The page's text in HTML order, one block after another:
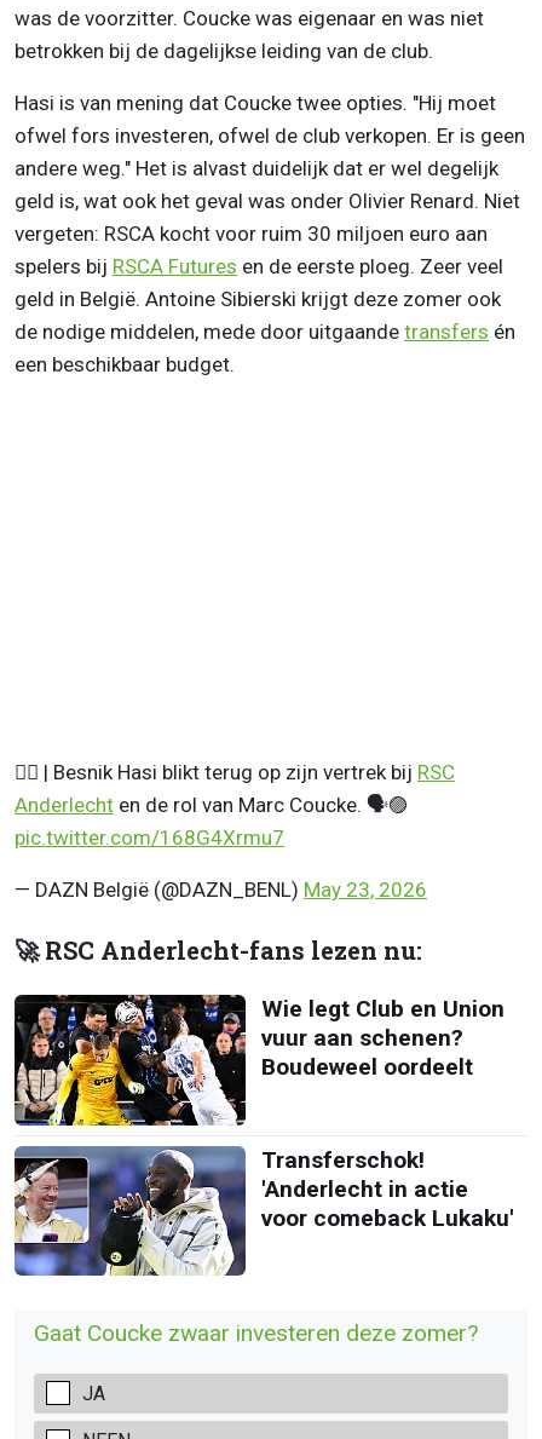
was de voorzitter. Coucke was eigenaar en was niet
betrokken bij de dagelijkse leiding van de club.
Hasi is van mening dat Coucke twee opties. "Hij moet
ofwel fors investeren, ofwel de club verkopen. Er is geen
andere weg." Het is alvast duidelijk dat er wel degelijk
geld is, wat ook het geval was onder Olivier Renard. Niet
vergeten: RSCA kocht voor ruim 30 miljoen euro aan
spelers bij RSCA Futures en de eerste ploeg. Zeer veel
geld in België. Antoine Sibierski krijgt deze zomer ook
de nodige middelen, mede door uitgaande transfers én
een beschikbaar budget.
⛓️‍💥 | Besnik Hasi blikt terug op zijn vertrek bij RSC
Anderlecht en de rol van Marc Coucke. 🗣️🟣
pic.twitter.com/168G4Xrmu7
— DAZN België (@DAZN_BENL) May 23, 2026
🚀 RSC Anderlecht-fans lezen nu:
Wie legt Club en Union
vuur aan schenen?
Boudeweel oordeelt
Transferschok!
'Anderlecht in actie
voor comeback Lukaku'
Gaat Coucke zwaar investeren deze zomer?
JA